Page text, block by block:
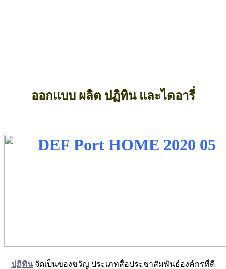
ออกแบบผลิต ปฏิทิน และไดอารี่
ปฏิทินจัดเป็นของขวัญ ประเภทสื่อประชาสัมพันธ์องค์กรที่ดี